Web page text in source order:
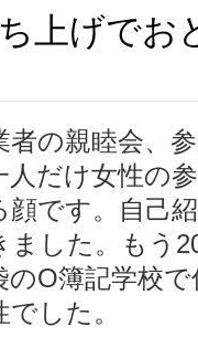
上げでお
者の親睦会、
人だけ女性の
顔です。自己
ました。もう
のO簿記学校
した。